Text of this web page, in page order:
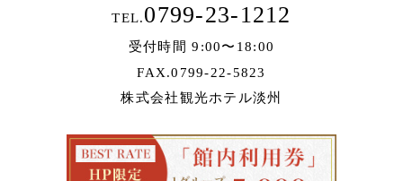
TEL.0799-23-1212
受付時間 9:00〜18:00
FAX.0799-22-5823
株式会社観光ホテル淡州